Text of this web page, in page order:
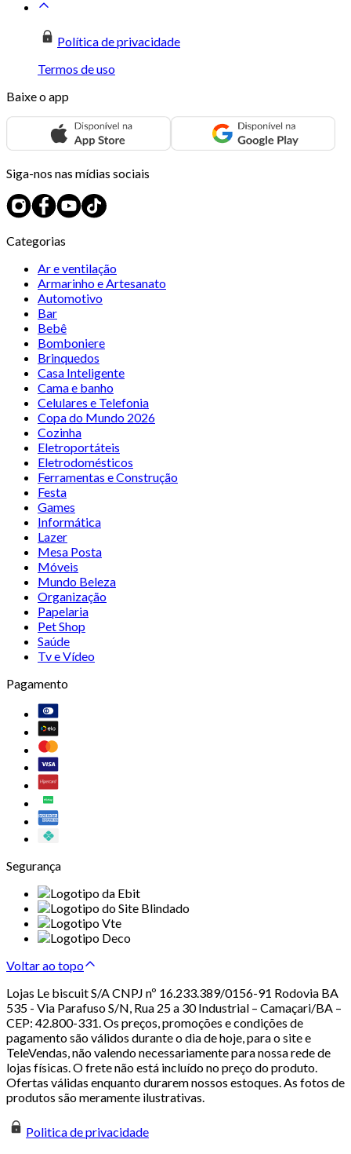
Política de privacidade
Termos de uso
Baixe o app
Siga-nos nas mídias sociais
Categorias
Ar e ventilação
Armarinho e Artesanato
Automotivo
Bar
Bebê
Bomboniere
Brinquedos
Casa Inteligente
Cama e banho
Celulares e Telefonia
Copa do Mundo 2026
Cozinha
Eletroportáteis
Eletrodomésticos
Ferramentas e Construção
Festa
Games
Informática
Lazer
Mesa Posta
Móveis
Mundo Beleza
Organização
Papelaria
Pet Shop
Saúde
Tv e Vídeo
Pagamento
Segurança
Voltar ao topo
Lojas Le biscuit S/A CNPJ nº 16.233.389/0156-91 Rodovia BA
535 - Via Parafuso S/N, Rua 25 a 30 Industrial – Camaçari/BA –
CEP: 42.800-331. Os preços, promoções e condições de
pagamento são válidos durante o dia de hoje, para o site e
TeleVendas, não valendo necessariamente para nossa rede de
lojas físicas. O frete não está incluído no preço do produto.
Ofertas válidas enquanto durarem nossos estoques. As fotos de
produtos são meramente ilustrativas.
Politica de privacidade